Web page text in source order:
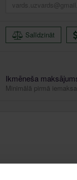
Salīdzināt
Ikmēneša
Minimālā pirmā